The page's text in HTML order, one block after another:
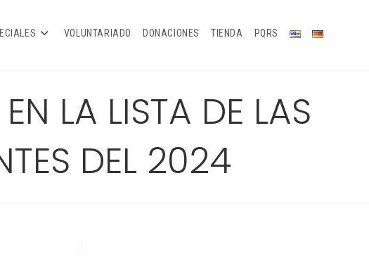
VOLUNTARIADO DONACIONES TIENDA PQRS
LA LISTA DE LAS
DEL 2024